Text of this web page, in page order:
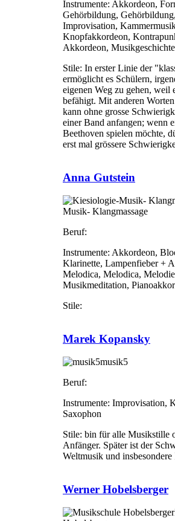
Instrumente: Akkordeon,
Gehörbildung,
Improvisation,
Knopfakkordeon,
Akkordeon,
Stile: In erster Linie der
ermöglicht es Schülern,
eigenen Weg zu gehen, weil
befähigt. Mit anderen
kann ohne grosse
einer Band anfangen; wenn
Beethoven spielen möchte,
erst mal grössere
Anna Gutstein
Musik- Klangmassage
Beruf:
Instrumente: Akkordeon,
Klarinette, Lampenfieber +
Melodica, Melodica,
Musikmeditation,
Stile:
Marek Kopansky
musik5
Beruf:
Instrumente: Improvisation,
Saxophon
Stile: bin für alle Musikstille
Anfänger. Später ist der
Weltmusik und
Werner Hobelsberger